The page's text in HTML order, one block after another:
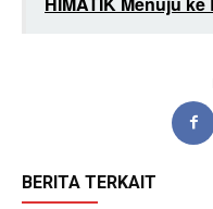
BERITA TERKAIT